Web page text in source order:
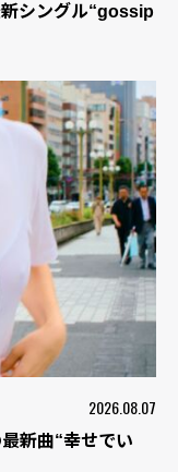
シングル“gossip
2026.08.07
新曲“幸せでい